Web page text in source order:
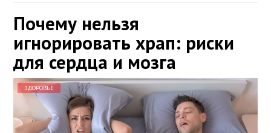
Почему нельзя
игнорировать храп: риски
для сердца и мозга
ЗДОРОВЬЕ